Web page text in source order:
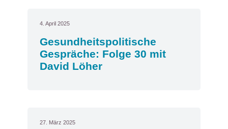
4. April 2025
Gesundheitspolitische
Gespräche: Folge 30 mit
David Löher
27. März 2025